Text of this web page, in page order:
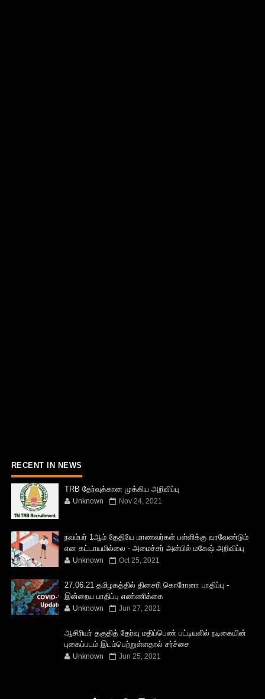
RECENT IN NEWS
TRB தேர்வுக்கான முக்கிய அறிவிப்பு
Unknown Nov 24, 2021
நவம்பர் 1ஆம் தேதியே மாணவர்கள் பள்ளிக்கு வரவேண்டும்
என கட்டாயமில்லை - அமைச்சர் அன்பில் மகேஷ் அறிவிப்பு
Unknown Oct 25, 2021
27.06.21 தமிழகத்தில் தினசரி கொரோனா பாதிப்பு -
இன்றைய பாதிப்பு எண்ணிக்கை
Unknown Jun 27, 2021
ஆசிரியர் தகுதித் தேர்வு மதிப்பெண் பட்டியலில் நடிகையின்
புகைப்படம் இடம்பெற்றுள்ளதால் சர்ச்சை
Unknown Jun 25, 2021